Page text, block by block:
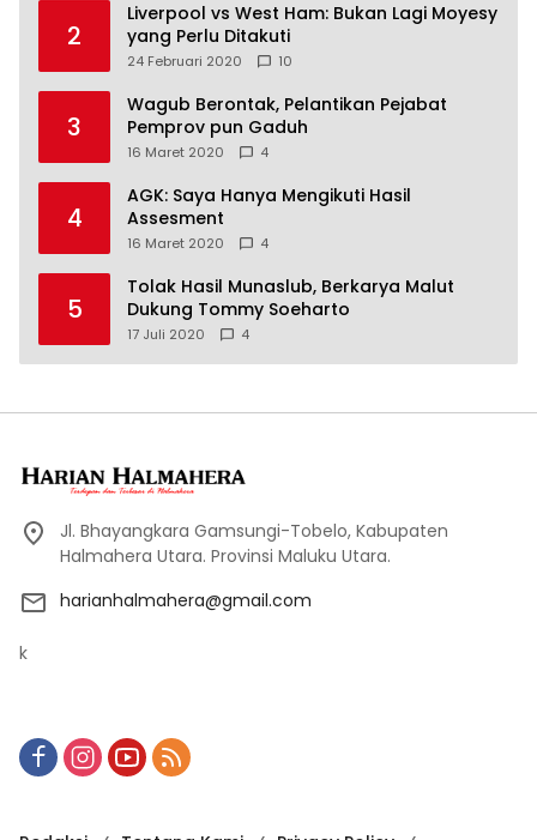
2
Liverpool vs West Ham: Bukan Lagi Moyesy
yang Perlu Ditakuti
24 Februari 2020 10
3
Wagub Berontak, Pelantikan Pejabat
Pemprov pun Gaduh
16 Maret 2020 4
4
AGK: Saya Hanya Mengikuti Hasil
Assesment
16 Maret 2020 4
5
Tolak Hasil Munaslub, Berkarya Malut
Dukung Tommy Soeharto
17 Juli 2020 4
Jl. Bhayangkara Gamsungi-Tobelo, Kabupaten
Halmahera Utara. Provinsi Maluku Utara.
harianhalmahera@gmail.com
k